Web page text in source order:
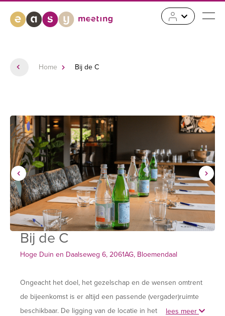
Home Bij de C
Bij de C
Hoge Duin en Daalseweg 6, 2061AG, Bloemendaal
Ongeacht het doel, het gezelschap en de wensen omtrent
de bijeenkomst is er altijd een passende (vergader)ruimte
beschikbaar. De ligging van de locatie in het duingebied,
lees meer